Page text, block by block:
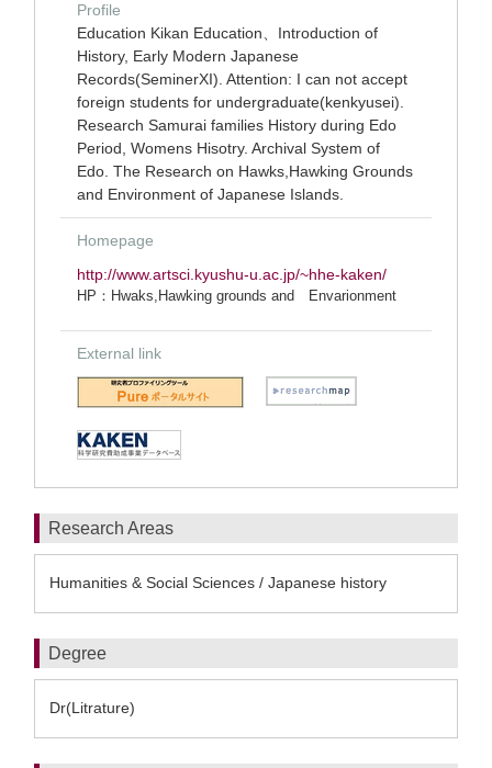
Profile
Education Kikan Education、Introduction of
History, Early Modern Japanese
Records(SeminerXI). Attention: I can not accept
foreign students for undergraduate(kenkyusei).
Research Samurai families History during Edo
Period, Womens Hisotry. Archival System of
Edo. The Research on Hawks,Hawking Grounds
and Environment of Japanese Islands.
Homepage
http://www.artsci.kyushu-u.ac.jp/~hhe-kaken/
HP：Hwaks,Hawking grounds and Envarionment
External link
Research Areas
Humanities & Social Sciences / Japanese history
Degree
Dr(Litrature)